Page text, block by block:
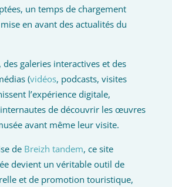
un temps de chargement
en avant des actualités du
galeries interactives et des
(vidéos, podcasts, visites
l’expérience digitale,
de découvrir les œuvres
avant même leur visite.
de Breizh tandem, ce site
devient un véritable outil de
et de promotion touristique,